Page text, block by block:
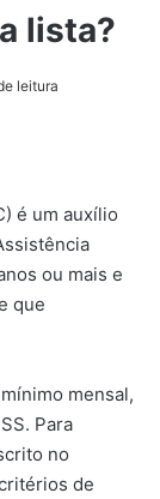
lista?
leitura
é um auxílio
ou mais e
que
mensal,
Para
no
de